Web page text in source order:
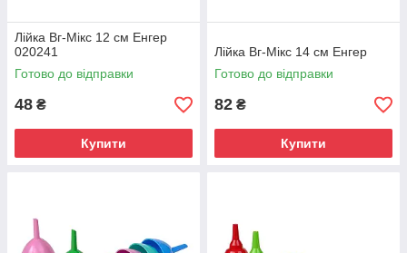
Лійка Вг-Мікс 12 см Енгер
020241
Готово до відправки
48 ₴
Купити
Лійка Вг-Мікс 14 см Енгер
Готово до відправки
82 ₴
Купити